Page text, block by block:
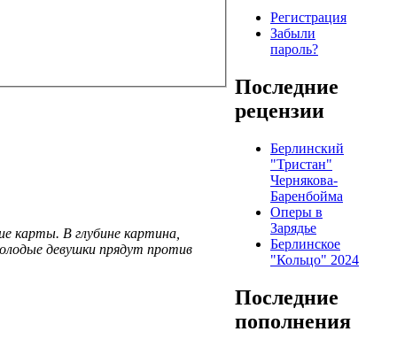
карты. В глубине картина,
девушки прядут против
Регистрация
Забыли
пароль?
Последние
рецензии
Берлинский
"Тристан"
Чернякова-
Баренбойма
Оперы в
Зарядье
Берлинское
"Кольцо" 2024
Последние
пополнения